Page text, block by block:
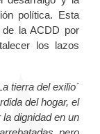
política. Esta
la ACDD por
los lazos
tierra del exilio´
del hogar, el
dignidad en un